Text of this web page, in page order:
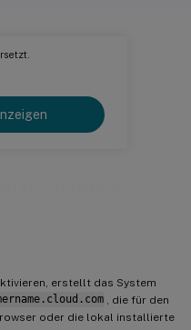
erstellt das System
, die für den
oder die lokal installierte